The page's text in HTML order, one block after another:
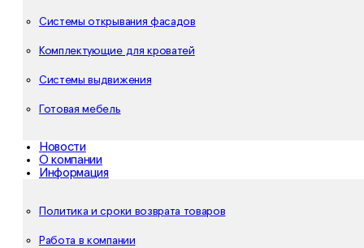
Системы открывания фасадов
Комплектующие для кроватей
Системы выдвижения
Готовая мебель
Новости
О компании
Информация
Политика и сроки возврата товаров
Работа в компании